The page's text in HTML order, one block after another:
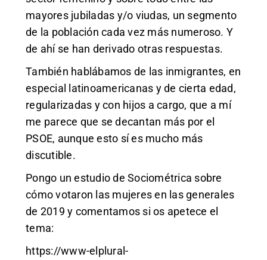
mayores jubiladas y/o viudas, un segmento
de la población cada vez más numeroso. Y
de ahí se han derivado otras respuestas.
También hablábamos de las inmigrantes, en
especial latinoamericanas y de cierta edad,
regularizadas y con hijos a cargo, que a mí
me parece que se decantan más por el
PSOE, aunque esto sí es mucho más
discutible.
Pongo un estudio de Sociométrica sobre
cómo votaron las mujeres en las generales
de 2019 y comentamos si os apetece el
tema:
https://www-elplural-